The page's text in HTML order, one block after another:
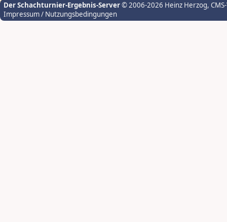
Der Schachturnier-Ergebnis-Server© 2006-2026 Heinz Herzog,
Impressum / Nutzungsbedingungen